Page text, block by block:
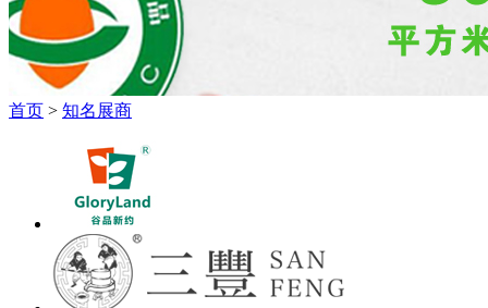
首页 > 知名展商